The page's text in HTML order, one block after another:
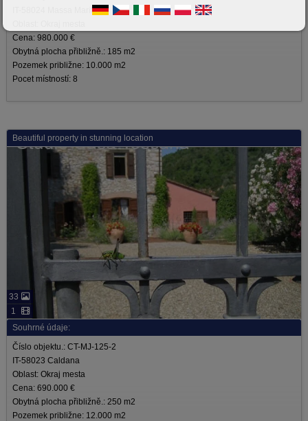
IT-58024 Massa Marittima
Cena: 980.000 €
Obytná plocha přibližně.: 185 m2
Pozemek približne: 10.000 m2
Pocet místností: 8
Beautiful property in stunning location
1
33
Souhrné údaje:
Číslo objektu.: CT-MJ-125-2
IT-58023 Caldana
Oblast: Okraj mesta
Cena: 690.000 €
Obytná plocha přibližně.: 250 m2
Pozemek približne: 12.000 m2